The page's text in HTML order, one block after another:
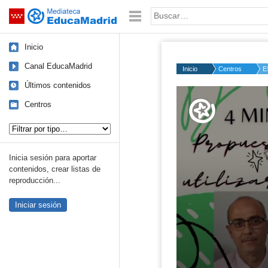
Saltar navegación Palabra o frase:
Inicio
Canal EducaMadrid
Últimos contenidos
Centros
Inicia sesión para aportar
contenidos, crear listas de
reproducción...
Iniciar sesión
Inicio Centros
Volume
50%